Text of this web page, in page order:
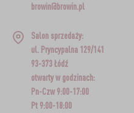
browin@browin.pl
Salon sprzedaży:
ul. Pryncypalna 129/141
93-373 Łódź
otwarty w godzinach:
Pn-Czw 9:00-17:00
Pt 9:00-18:00